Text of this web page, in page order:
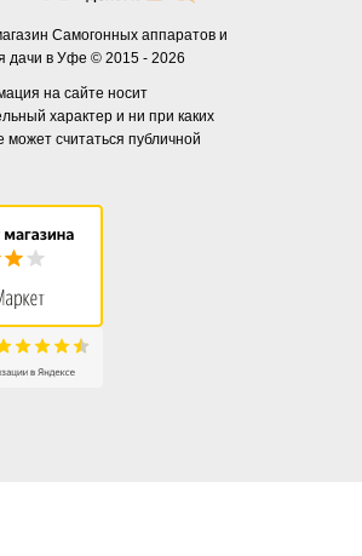
Самогонных аппаратов и
дачи в Уфе © 2015 - 2026
на сайте носит
характер и ни при каких
может считаться публичной